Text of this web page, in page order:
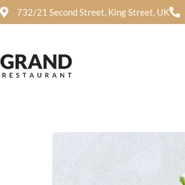
732/21 Second Street, King Street, UK